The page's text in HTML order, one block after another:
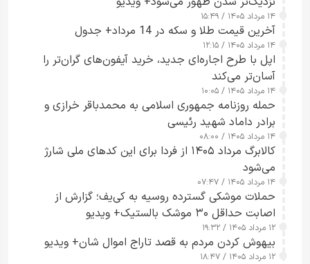
۱۴ مرداد ۱۴۰۵ / ۱۵:۴۹
آخرین قیمت طلا و سکه در 14 مرداد+ جدول
۱۴ مرداد ۱۴۰۵ / ۱۲:۱۵
اپل با طرح اجاره‌ای جدید، خرید آیفون‌های گران‌تر را
آسان‌تر می‌کند
۱۴ مرداد ۱۴۰۵ / ۱۰:۰۵
حمله روزنامه جمهوری اسلامی به محمدباقر خرازی و
برادر داماد شهید رئیسی
۱۴ مرداد ۱۴۰۵ / ۰۸:۰۰
کالابرگ مرداد ۱۴۰۵ از فردا برای این کدهای ملی شارژ
می‌شود
۱۴ مرداد ۱۴۰۵ / ۰۷:۴۷
حملات موشکی گسترده روسیه به کی‌یف؛ گزارش از
اصابت حداقل ۳۰ موشک بالستیک+ ویدیو
۱۲ مرداد ۱۴۰۵ / ۱۹:۳۲
بیهوش کردن مردم به قصد تاراج اموال شان+ ویدیو
۱۲ مرداد ۱۴۰۵ / ۱۸:۴۷